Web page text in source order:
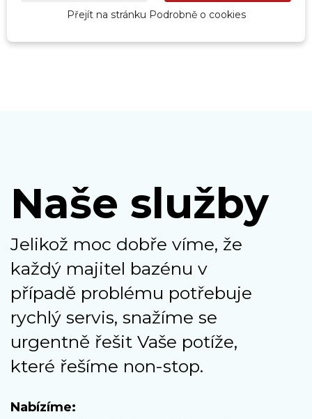
Naše služby
Jelikož moc dobře víme, že
každý majitel bazénu v
případě problému potřebuje
rychlý servis, snažíme se
urgentně řešit Vaše potíže,
které řešíme non-stop.
Nabízíme:
Přejít na stránku Podrobně o cookies